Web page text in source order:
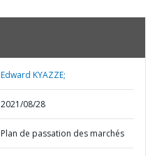
Edward KYAZZE;
2021/08/28
Plan de passation des marchés